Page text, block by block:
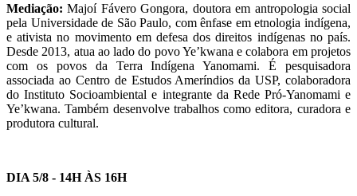
Mediação:Majoí Fávero Gongora, doutora em antropologia social
pela Universidade de São Paulo, com ênfase em etnologia indígena,
e ativista no movimento em defesa dos direitos indígenas no país.
Desde 2013, atua ao lado do povo Ye’kwana e colabora em projetos
com os povos da Terra Indígena Yanomami. É pesquisadora
associada ao Centro de Estudos Ameríndios da USP, colaboradora
do Instituto Socioambiental e integrante da Rede Pró-Yanomami e
Ye’kwana. Também desenvolve trabalhos como editora, curadora e
produtora cultural.
DIA 5/8 - 14H ÀS 16H